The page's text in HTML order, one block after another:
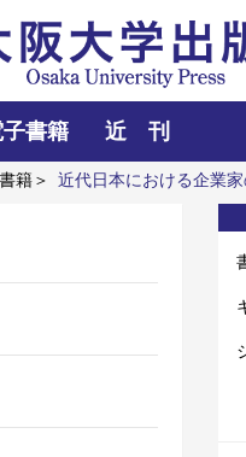
子書籍 近 刊
籍＞ 近代日本における企業
リ